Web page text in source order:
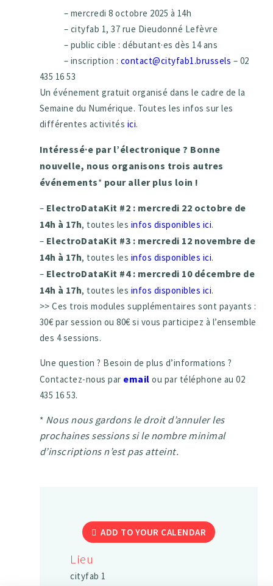
– mercredi 8 octobre 2025 à 14h
– cityfab 1, 37 rue Dieudonné Lefèvre
– public cible : débutant·es dès 14 ans
– inscription : contact@cityfab1.brussels – 02
435 16 53
Un événement gratuit organisé dans le cadre de la
Semaine du Numérique. Toutes les infos sur les
différentes activités ici.
Intéressé·e par l’électronique ? Bonne
nouvelle, nous organisons trois autres
événements* pour aller plus loin !
– ElectroDataKit #2 : mercredi 22 octobre de
14h à 17h, toutes les infos disponibles ici.
– ElectroDataKit #3 : mercredi 12 novembre de
14h à 17h, toutes les infos disponibles ici.
– ElectroDataKit #4 : mercredi 10 décembre de
14h à 17h, toutes les infos disponibles ici.
>> Ces trois modules supplémentaires sont payants :
30€ par session ou 80€ si vous participez à l’ensemble
des 4 sessions.
Une question ? Besoin de plus d’informations ?
Contactez-nous par email ou par téléphone au 02
435 16 53.
* Nous nous gardons le droit d’annuler les
prochaines sessions si le nombre minimal
d’inscriptions n’est pas atteint.
ADD TO YOUR CALENDAR
Lieu
cityfab 1